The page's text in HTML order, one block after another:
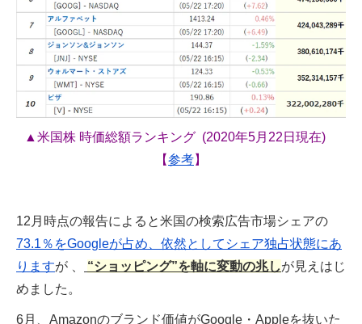
▲ 米国株 時価総額ランキング (2020年5月22日現在)
【参考】
12月時点の報告によると米国の検索広告市場シェアの
73.1％をGoogleが占め、依然としてシェア独占状態にあ
りますが 、 “ショッピング”を軸に変動の兆しが見えはじ
めました。
6月、Amazonのブランド価値がGoogle・Appleを抜いた